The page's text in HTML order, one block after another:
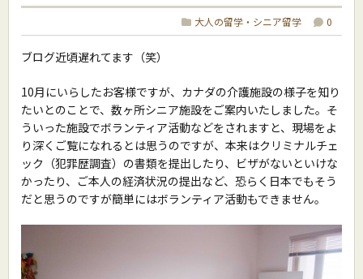
大人の留学・シニア留学 0
ブログ近頃遅れてます（笑）
10月にいらしたお客様ですが、カナダの介護施設の様子を知り
たいとのことで、数ヶ所シニア施設をご案内いたしました。そ
ういった施設でボランティア活動などをされますと、現場をよ
り深くご覧になれるとは思うのですが、本来はクリミナルチェ
ック（犯罪歴調査）の書類を提出したり、ビザがないといけな
かったり、ご本人の経済状況の提出など、恐らく日本でもそう
だと思うのですが簡単にはボランティア活動もできません。